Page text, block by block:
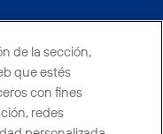
de la sección,
que estés
con fines
redes